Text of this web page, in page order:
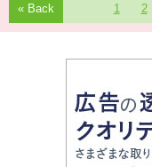
« Back 1 2